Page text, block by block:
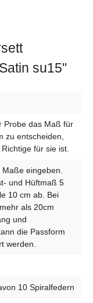
su15"
Probe das Maß für
zu entscheiden,
für sie ist.
eingeben.
und Hüftmaß 5
10 cm ab. Bei
als 20cm
und
die Passform
werden.
10 Spiralfedern